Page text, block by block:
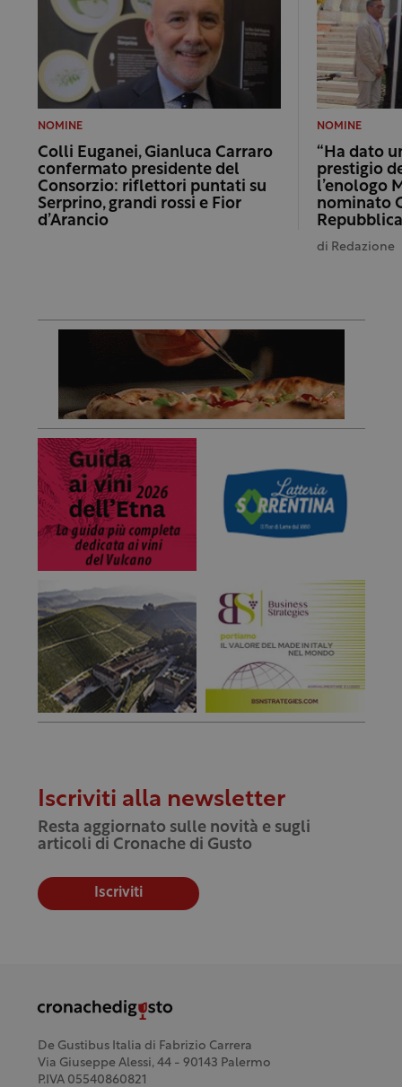
NOMINE
Colli Euganei, Gianluca Carraro
confermato presidente del
Consorzio: riflettori puntati su
Serprino, grandi rossi e Fior
d’Arancio
NOMINE
“Ha dato
prestigio
l’enologo
nominato
di Redazione
Iscriviti alla newsletter
Resta aggiornato sulle novità e sugli
articoli di Cronache di Gusto
Iscriviti
De Gustibus Italia di Fabrizio Carrera
Via Giuseppe Alessi, 44 - 90143 Palermo
P.IVA 05540860821